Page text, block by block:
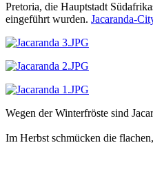
Pretoria, die Hauptstadt
eingeführt wurden. Jacaranda-
Wegen der Winterfröste sind
Im Herbst schmücken die